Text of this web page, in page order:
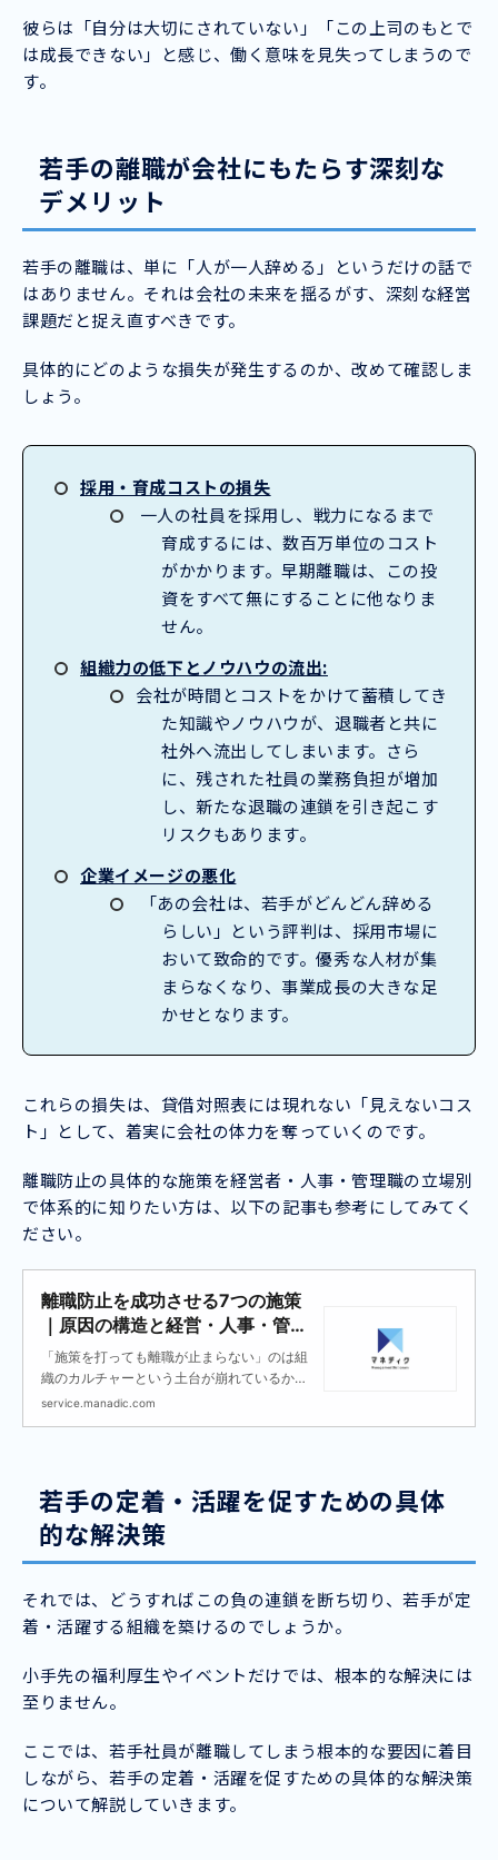
彼らは「自分は大切にされていない」「この上司のもとで
は成長できない」と感じ、働く意味を見失ってしまうので
す。
若手の離職が会社にもたらす深刻な
デメリット
若手の離職は、単に「人が一人辞める」というだけの話で
はありません。それは会社の未来を揺るがす、深刻な経営
課題だと捉え直すべきです。
具体的にどのような損失が発生するのか、改めて確認しま
しょう。
採用・育成コストの損失
一人の社員を採用し、戦力になるまで
育成するには、数百万単位のコスト
がかかります。早期離職は、この投
資をすべて無にすることに他なりま
せん。
組織力の低下とノウハウの流出:
会社が時間とコストをかけて蓄積してき
た知識やノウハウが、退職者と共に
社外へ流出してしまいます。さら
に、残された社員の業務負担が増加
し、新たな退職の連鎖を引き起こす
リスクもあります。
企業イメージの悪化
「あの会社は、若手がどんどん辞める
らしい」という評判は、採用市場に
おいて致命的です。優秀な人材が集
まらなくなり、事業成長の大きな足
かせとなります。
これらの損失は、貸借対照表には現れない「見えないコス
ト」として、着実に会社の体力を奪っていくのです。
離職防止の具体的な施策を経営者・人事・管理職の立場別
で体系的に知りたい方は、以下の記事も参考にしてみてく
ださい。
離職防止を成功させる7つの施策
｜原因の構造と経営・人事・管理
職それぞれの対策
「施策を打っても離職が止まらない」のは組
織のカルチャーという土台が崩れているから
です。300社以上の成長ベンチャー支援実績
service.manadic.com
若手の定着・活躍を促すための具体
的な解決策
それでは、どうすればこの負の連鎖を断ち切り、若手が定
着・活躍する組織を築けるのでしょうか。
小手先の福利厚生やイベントだけでは、根本的な解決には
至りません。
ここでは、若手社員が離職してしまう根本的な要因に着目
しながら、若手の定着・活躍を促すための具体的な解決策
について解説していきます。